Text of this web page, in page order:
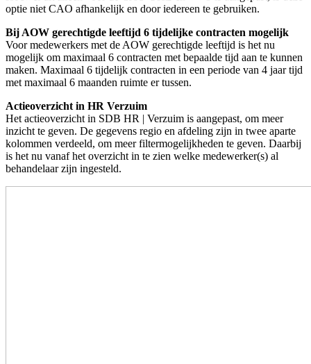
optie niet CAO afhankelijk en door iedereen te gebruiken.
Bij AOW gerechtigde leeftijd 6 tijdelijke contracten mogelijk
Voor medewerkers met de AOW gerechtigde leeftijd is het nu
mogelijk om maximaal 6 contracten met bepaalde tijd aan te kunnen
maken. Maximaal 6 tijdelijk contracten in een periode van 4 jaar tijd
met maximaal 6 maanden ruimte er tussen.
Actieoverzicht in HR Verzuim
Het actieoverzicht in SDB HR | Verzuim is aangepast, om meer
inzicht te geven. De gegevens regio en afdeling zijn in twee aparte
kolommen verdeeld, om meer filtermogelijkheden te geven. Daarbij
is het nu vanaf het overzicht in te zien welke medewerker(s) al
behandelaar zijn ingesteld.